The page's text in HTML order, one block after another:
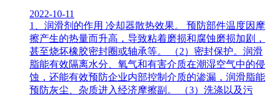
2022-10-11
1、润滑剂的作用 冷却器散热效果。 预防部件温度因摩
擦产生的热量而升高，导致粘着磨损和腐蚀磨损加剧，
甚至烧坏橡胶密封圈或轴承等。 （2）密封保护。润滑
脂能有效隔离水分、氧气和有害介质在潮湿空气中的侵
蚀，还能有效预防企业内部控制介质的渗漏，润滑脂能
预防灰尘、杂质进入经济摩擦副。 （3）洗涤以及污